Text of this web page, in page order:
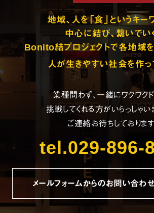
地域、人を「食」というキー
中心に結び、繋いでい
Bonito結プロジェクトで各地域
人が生きやすい社会を作っ
業種問わず、一緒にワクワクド
挑戦してくれる方がいらっしゃい
ご連絡お待ちしております
tel.029-896-
メールフォームからのお問い合わ